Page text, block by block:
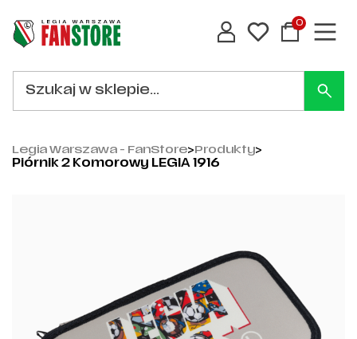
0
Legia Warszawa - FanStore>Produkty>
Piórnik 2 Komorowy LEGIA 1916